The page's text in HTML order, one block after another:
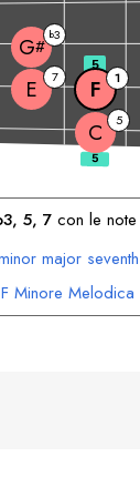
C 5
E 7 F 1
G#
b3
5
5, 7 con le note
major seventh
F Minore Melodica
Ebraico